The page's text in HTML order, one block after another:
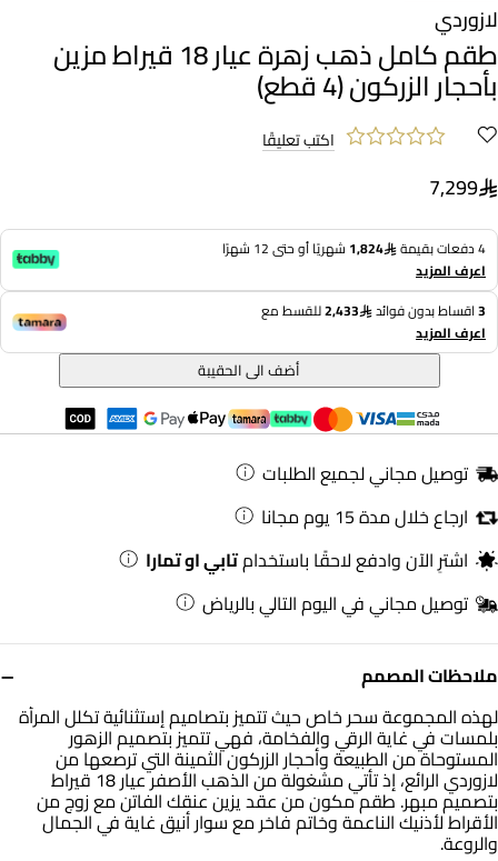
ملاحظات المصمم −
لهذه المجموعة سحر خاص حيث تتميز بتصاميم إستثنائية تكلل المرأة
بلمسات في غاية الرقي والفخامة، فهي تتميز بتصميم الزهور
المستوحاة من الطبيعة وأحجار الزركون الثمينة التي ترصعها من
لازوردي الرائع، إذ تأتي مشغولة من الذهب الأصفر عيار 18 قيراط
بتصميم مبهر. طقم مكون من عقد يزين عنقك الفاتن مع زوج من
الأقراط لأذنيك الناعمة وخاتم فاخر مع سوار أنيق غاية في الجمال
والروعة.
لازوردي
طقم كامل ذهب زهرة عيار 18 قيراط مزين
بأحجار الزركون (4 قطع)
اكتب تعليقًا
7,299
4 دفعات بقيمة 1,824 شهريًا أو حتى 12 شهرًا
اعرف المزيد
3اقساط بدون فوائد 2,433للقسط مع
اعرف المزيد
أضف الى الحقيبة
توصيل مجاني لجميع الطلبات
ارجاع خلال مدة 15 يوم مجانا
اشترِ الآن وادفع لاحقًا باستخدامتابي او تمارا
توصيل مجاني في اليوم التالي بالرياض